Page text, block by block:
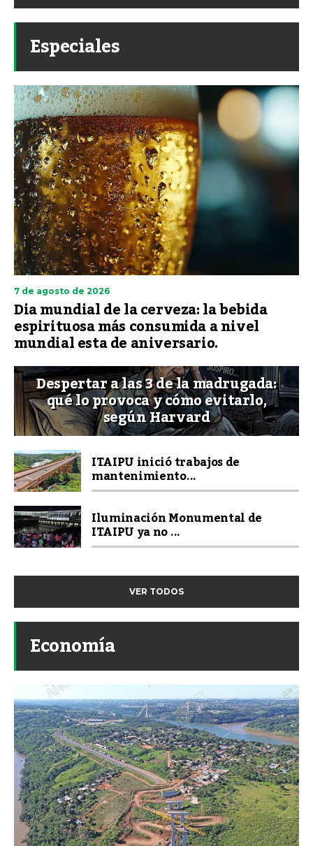
Especiales
7 de agosto de 2026
Dia mundial de la cerveza: la bebida
espirituosa más consumida a nivel
mundial esta de aniversario.
Despertar a las 3 de la madrugada:
qué lo provoca y cómo evitarlo,
según Harvard
ITAIPU inició trabajos de
mantenimiento...
Iluminación Monumental de
ITAIPU ya no ...
VER TODOS
Economía